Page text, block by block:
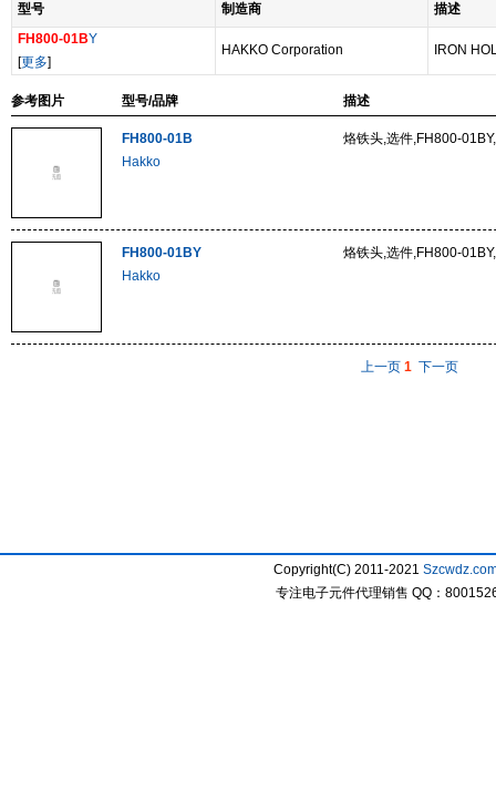
型号 制造商
描述
FH800-01BY
[更多]
HAKKO Corporation IRON
参考图片 型号/品牌 描述
FH800-01B
Hakko
烙铁头,选件,FH800-
FH800-01BY
Hakko
烙铁头,选件,FH800-
上一页 1 下一页
Copyright(C) 2011-2021
专注电子元件代理销售 QQ：